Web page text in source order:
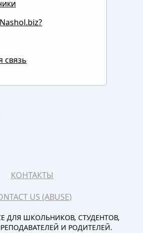
связь
КОНТАКТЫ
US (ABUSE)
ДЛЯ ШКОЛЬНИКОВ, СТУДЕНТОВ,
И РОДИТЕЛЕЙ.